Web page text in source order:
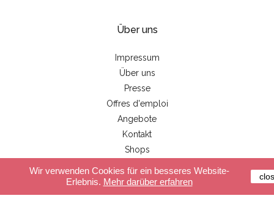
Über uns
Impressum
Über uns
Presse
Offres d'emploi
Angebote
Kontakt
Shops
Händlerbereich
Wir verwenden Cookies für ein besseres Website-
Erlebnis. Mehr darüber erfahren